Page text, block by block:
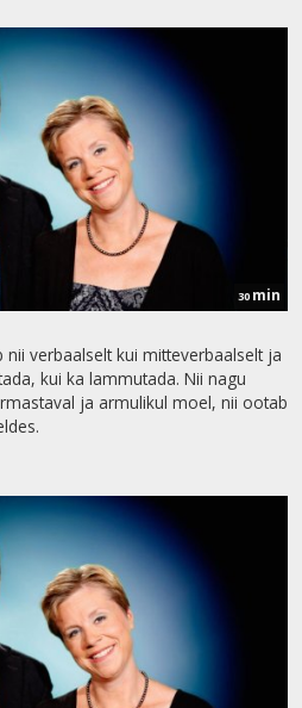
30 min
verbaalselt kui mitteverbaalselt ja
kui ka lammutada. Nii nagu
ja armulikul moel, nii ootab